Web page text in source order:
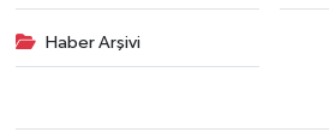
Haber Arşivi